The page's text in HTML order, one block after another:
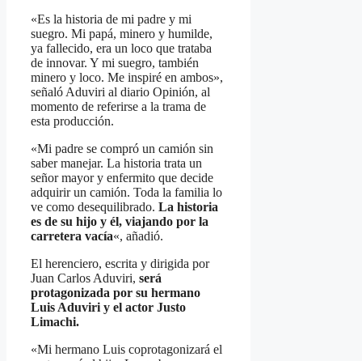
«Es la historia de mi padre y mi
suegro. Mi papá, minero y humilde,
ya fallecido, era un loco que trataba
de innovar. Y mi suegro, también
minero y loco. Me inspiré en ambos»,
señaló Aduviri al diario Opinión, al
momento de referirse a la trama de
esta producción.
«Mi padre se compró un camión sin
saber manejar. La historia trata un
señor mayor y enfermito que decide
adquirir un camión. Toda la familia lo
ve como desequilibrado. La historia
es de su hijo y él, viajando por la
carretera vacía«, añadió.
El herenciero, escrita y dirigida por
Juan Carlos Aduviri, será
protagonizada por su hermano
Luis Aduviri y el actor Justo
Limachi.
«Mi hermano Luis coprotagonizará el